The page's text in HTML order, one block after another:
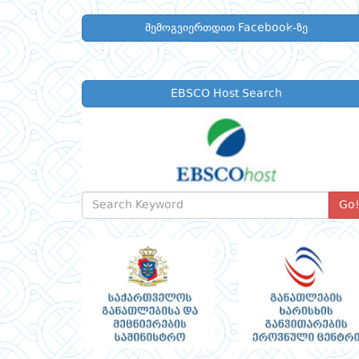
შემოგვიერთდით Facebook-ზე
EBSCO Host Search
Go!